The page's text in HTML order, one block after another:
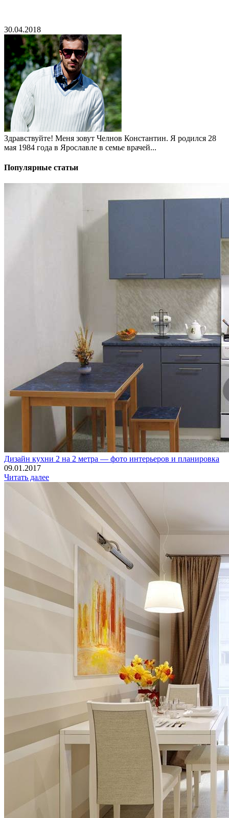
30.04.2018
Здравствуйте! Меня зовут Челнов Константин. Я родился 28
мая 1984 года в Ярославле в семье врачей...
Популярные статьи
Дизайн кухни 2 на 2 метра — фото интерьеров и планировка
09.01.2017
Читать далее